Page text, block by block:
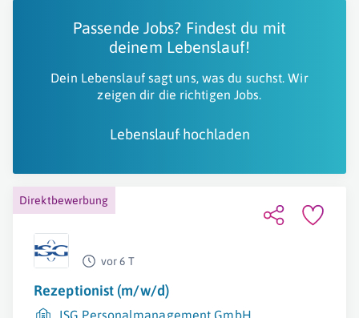
Passende Jobs? Findest du mit
deinem Lebenslauf!
Dein Lebenslauf sagt uns, was du suchst. Wir
zeigen dir die richtigen Jobs.
Lebenslauf hochladen
Direktbewerbung
vor 6 T
Rezeptionist (m/w/d)
ISG Personalmanagement GmbH